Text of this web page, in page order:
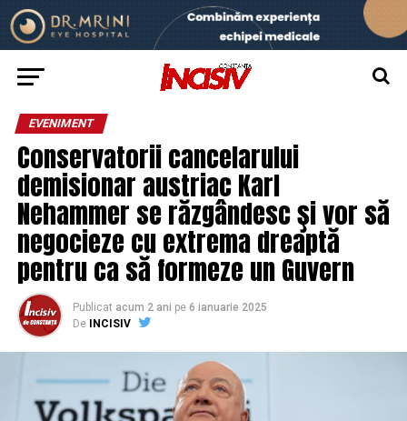
EVENIMENT
Conservatorii cancelarului
demisionar austriac Karl
Nehammer se răzgândesc şi vor să
negocieze cu extrema dreaptă
pentru ca să formeze un Guvern
Publicat acum 2 ani pe 6 ianuarie 2025
De
INCISIV